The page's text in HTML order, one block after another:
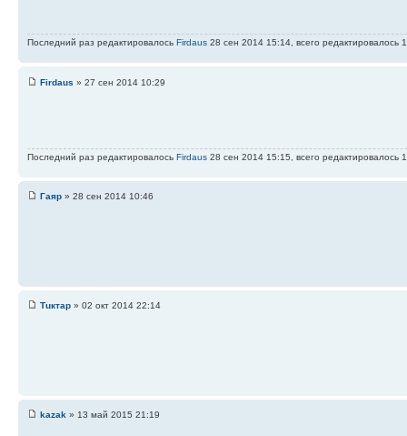
Последний раз редактировалось Firdaus 28 сен 2014 15:14, всего редактировалось
Firdaus » 27 сен 2014 10:29
Последний раз редактировалось Firdaus 28 сен 2014 15:15, всего редактировалось
Гаяр » 28 сен 2014 10:46
Тuктар » 02 окт 2014 22:14
kazak » 13 май 2015 21:19